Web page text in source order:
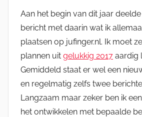
Aan het begin van dit jaar
bericht met daarin wat ik
plaatsen op jufinger.nl. Ik moet
plannen uit gelukkig 2017 aardig
Gemiddeld staat er wel een
en regelmatig zelfs twee
Langzaam maar zeker ben ik een
het ontwikkelen met bepaalde